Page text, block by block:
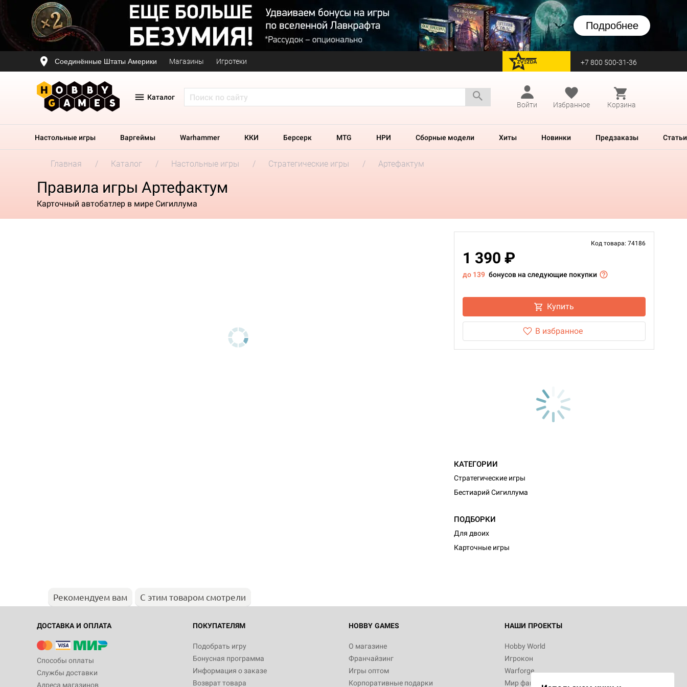
Подробнее
Соединённые Штаты Америки Магазины Игротеки перейти на Zvezda +7 800 500-31-36
Каталог
Войти
Избранное Корзина
Настольные игры Варгеймы Warhammer ККИ Берсерк MTG НРИ Сборные модели Хиты Новинки Предзаказы Статьи
Главная Каталог Настольные игры Стратегические игры Артефактум
Правила игры Артефактум
Карточный автобатлер в мире Сигиллума
Код товара: 74186
1 390 ₽
до 139 бонусов на следующие покупки
Купить
В избранное
КАТЕГОРИИ
Стратегические игры
Бестиарий Сигиллума
ПОДБОРКИ
Для двоих
Карточные игры
Рекомендуем вам С этим товаром смотрели
ДОСТАВКА И ОПЛАТА
Способы оплаты
Службы доставки
Адреса магазинов
ПОКУПАТЕЛЯМ
Подобрать игру
Бонусная программа
Информация о заказе
Возврат товара
HOBBY GAMES
О магазине
Франчайзинг
Игры оптом
Корпоративные подарки
НАШИ ПРОЕКТЫ
Hobby World
Игрокон
Warforge
Мир фантастики